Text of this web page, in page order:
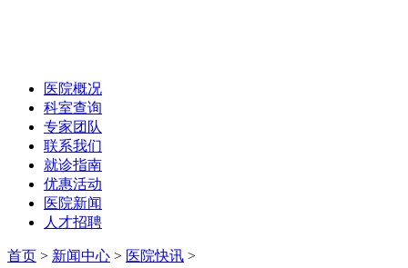
医院概况
科室查询
专家团队
联系我们
就诊指南
优惠活动
医院新闻
人才招聘
首页 > 新闻中心 > 医院快讯 >